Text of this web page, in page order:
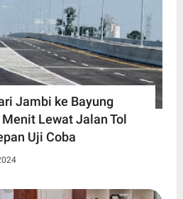
Jambi ke Bayung
Lewat Jalan Tol
Uji Coba